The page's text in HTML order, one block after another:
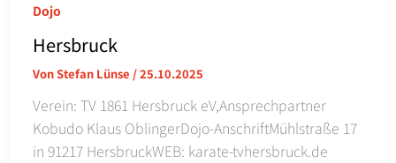
Dojo
Hersbruck
VonStefan Lünse /25.10.2025
Verein: TV 1861 Hersbruck eV,Ansprechpartner
Kobudo Klaus OblingerDojo-AnschriftMühlstraße 17
in 91217 HersbruckWEB: karate-tvhersbruck.de